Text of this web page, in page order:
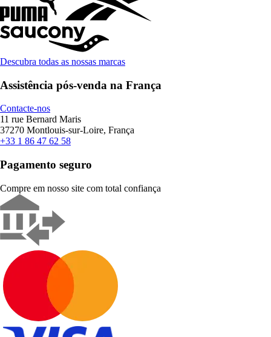
Descubra todas as nossas marcas
Assistência pós-venda na França
Contacte-nos
11 rue Bernard Maris
37270 Montlouis-sur-Loire, França
+33 1 86 47 62 58
Pagamento seguro
Compre em nosso site com total confiança